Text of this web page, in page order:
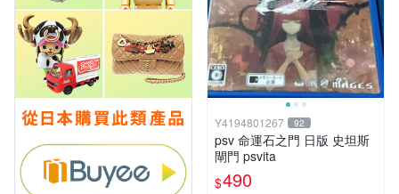
Y4194801267 92
psv 命運石之門 日版 史坦斯
閘門 psvita
$490